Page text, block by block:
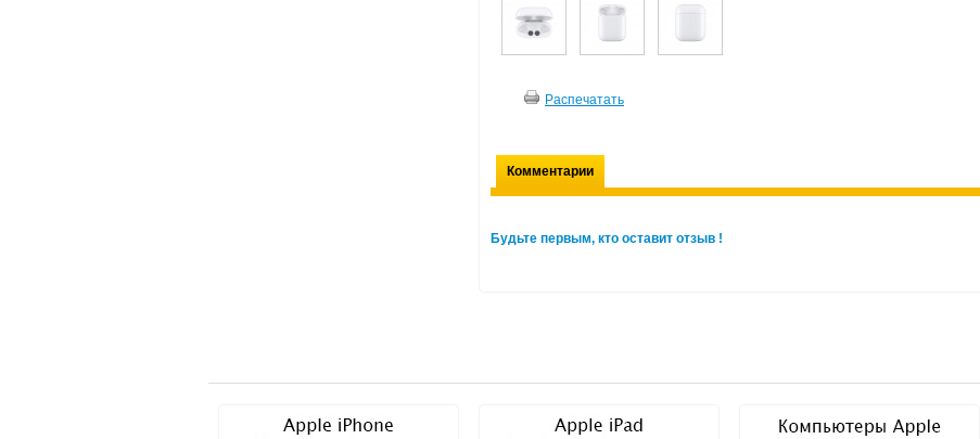
Распечатать
Комментарии
Будьте первым, кто оставит отзыв !